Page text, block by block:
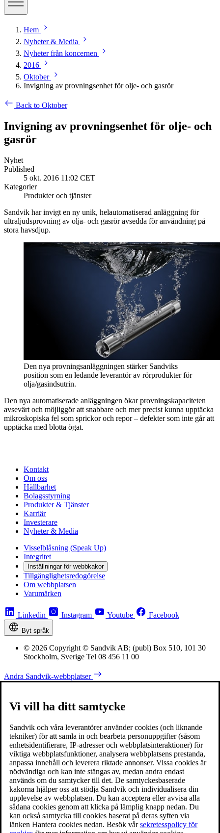
Hem
Nyheter & Media
Nyheter från koncernen
2016
Oktober
Invigning av provningsenhet för olje- och gasrör
Back to Oktober
Invigning av provningsenhet för olje- och
gasrör
Nyhet
Published
5 okt. 2016 11:02 CET
Kategorier
Produkter och tjänster
Sandvik har invigt en ny unik, helautomatiserad anläggning för
ultraljudsprovning av olja- och gasrör avsedda för användning på
stora havsdjup.
Den nya provningsanläggningen stärker Sandviks
position som en ledande leverantör av rörprodukter för
olja/gasindsutrin.
Den nya automatiserade anläggningen ökar provningskapaciteten
avsevärt och möjliggör att snabbare och mer precist kunna upptäcka
mikroskopiska fel som sprickor och repor – defekter som inte går att
upptäcka med blotta ögat.
Kontakt
Om oss
Hållbarhet
Bolagsstyrning
Produkter & Tjänster
Karriär
Investerare
Nyheter & Media
Visselblåsning (Speak Up)
Integritet
Inställningar för webbkakor
Tillgänglighetsredogörelse
Om webbplatsen
Varumärken
Linkedin Instagram Youtube Facebook
Byt språk
© 2026 Copyright © Sandvik AB; (publ) Box 510, 101 30
Stockholm, Sverige Tel 08 456 11 00
Andra Sandvik-webbplatser
Vi vill ha ditt samtycke
Sandvik och våra leverantörer använder cookies (och liknande
tekniker) för att samla in och bearbeta personuppgifter (såsom
enhetsidentifierare, IP-adresser och webbplatsinteraktioner) för
viktiga webbplatsfunktioner, analysera webbplatsens prestanda,
anpassa innehåll och leverera riktade annonser. Vissa cookies är
nödvändiga och kan inte stängas av, medan andra endast
används om du samtycker till det. De samtyckesbaserade
kakorna hjälper oss att stödja Sandvik och individualisera din
upplevelse av webbplatsen. Du kan acceptera eller avvisa alla
sådana cookies genom att klicka på lämplig knapp nedan. Du
kan också samtycka till cookies baserat på deras syften via
länken Hantera cookies nedan. Besök vårsekretesspolicy för